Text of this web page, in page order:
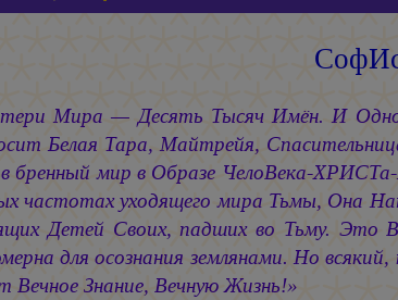
Мира — Десять Тысяч Имён. И
Белая Тара, Майтрейя,
бренный мир в Образе ЧелоВека-
частотах уходящего мира Тьмы, Она
Детей Своих, падших во Тьму. Это
для осознания землянами. Но
Знание, Вечную Жизнь!»